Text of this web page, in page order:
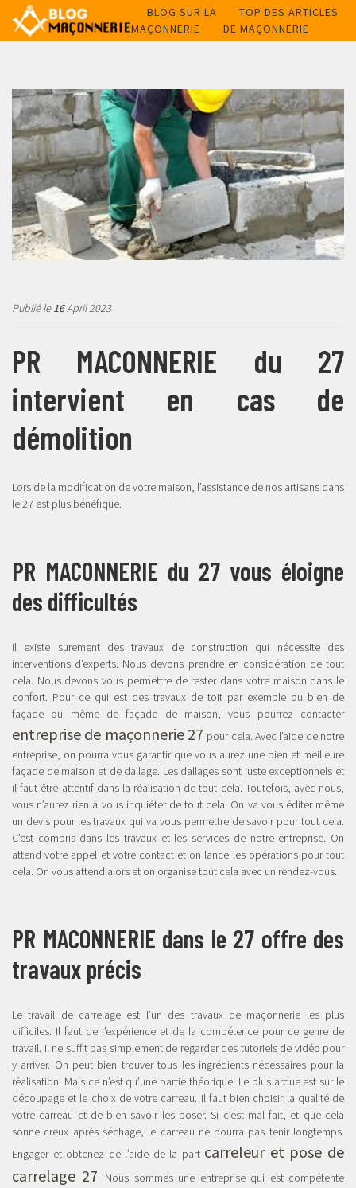
BLOG SUR LA
MAÇONNERIE
TOP DES ARTICLES
DE MAÇONNERIE
Publié le16April 2023
PR MACONNERIE du 27
intervient en cas de
démolition
Lors de la modification de votre maison, l’assistance de nos artisans dans
le 27 est plus bénéfique.
PR MACONNERIE du 27 vous éloigne
des difficultés
Il existe surement des travaux de construction qui nécessite des
interventions d’experts. Nous devons prendre en considération de tout
cela. Nous devons vous permettre de rester dans votre maison dans le
confort. Pour ce qui est des travaux de toit par exemple ou bien de
façade ou même de façade de maison, vous pourrez contacter
entreprise de maçonnerie 27 pour cela. Avec l’aide de notre
entreprise, on pourra vous garantir que vous aurez une bien et meilleure
façade de maison et de dallage. Les dallages sont juste exceptionnels et
il faut être attentif dans la réalisation de tout cela. Toutefois, avec nous,
vous n’aurez rien à vous inquiéter de tout cela. On va vous éditer même
un devis pour les travaux qui va vous permettre de savoir pour tout cela.
C’est compris dans les travaux et les services de notre entreprise. On
attend votre appel et votre contact et on lance les opérations pour tout
cela. On vous attend alors et on organise tout cela avec un rendez-vous.
PR MACONNERIE dans le 27 offre des
travaux précis
Le travail de carrelage est l’un des travaux de maçonnerie les plus
difficiles. Il faut de l’expérience et de la compétence pour ce genre de
travail. Il ne suffit pas simplement de regarder des tutoriels de vidéo pour
y arriver. On peut bien trouver tous les ingrédients nécessaires pour la
réalisation. Mais ce n’est qu’une partie théorique. Le plus ardue est sur le
découpage et le choix de votre carreau. Il faut bien choisir la qualité de
votre carreau et de bien savoir les poser. Si c’est mal fait, et que cela
sonne creux après séchage, le carreau ne pourra pas tenir longtemps.
Engager et obtenez de l’aide de la part carreleur et pose de
carrelage 27. Nous sommes une entreprise qui est compétente